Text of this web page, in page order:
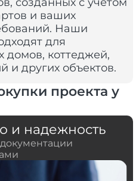
созданных с учетом
и ваших
Наши
для
домов, коттеджей,
и других объектов.
проекта у
и надежность